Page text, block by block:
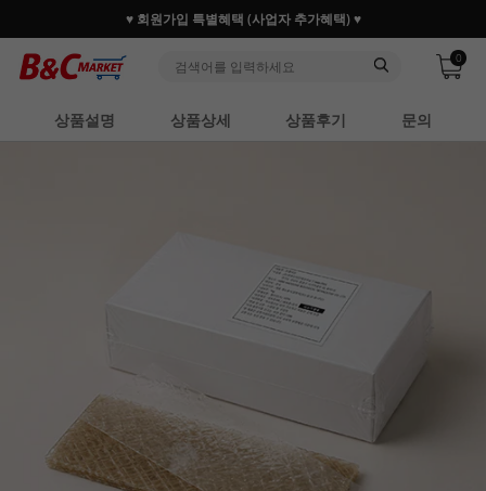
♥ 회원가입 특별혜택 (사업자 추가혜택) ♥
0
상품설명 상품상세 상품후기 문의